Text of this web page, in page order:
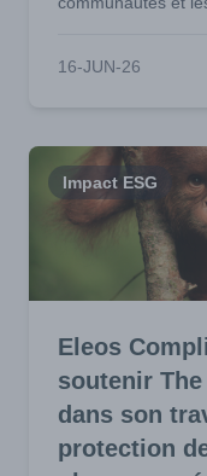
16-JUN-26
Impact ESG
Eleos
soutenir
dans son
protection